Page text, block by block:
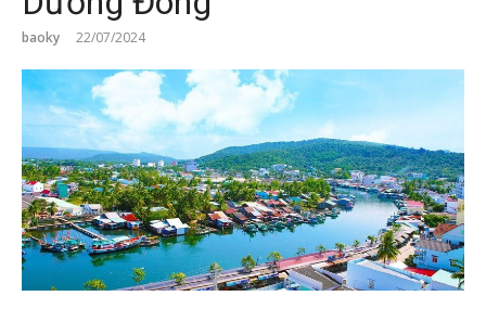
baoky 22/07/2024